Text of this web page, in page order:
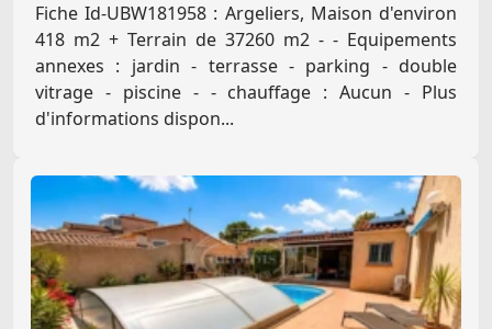
Fiche Id-UBW181958 : Argeliers, Maison d'environ
418 m2 + Terrain de 37260 m2 - - Equipements
annexes : jardin - terrasse - parking - double
vitrage - piscine - - chauffage : Aucun - Plus
d'informations dispon...